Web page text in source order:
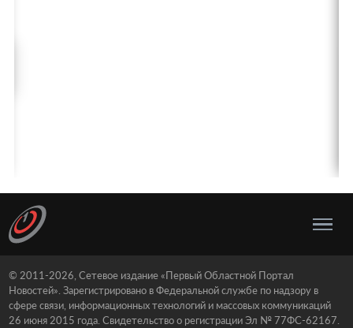
© 2011-2026, Сетевое издание «Первый Областной Портал
Новостей». Зарегистрировано в Федеральной службе по надзору в
сфере связи, информационных технологий и массовых коммуникаций
26 июня 2015 года. Свидетельство о регистрации Эл № 77ФС-62167.